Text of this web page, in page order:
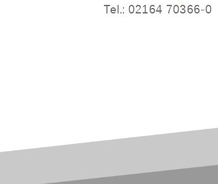
Tel.: 02164 70366-0